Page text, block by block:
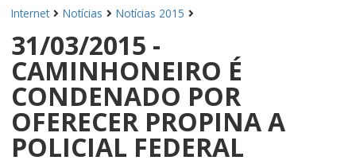
Internet Notícias Notícias 2015
31/03/2015 -
CAMINHONEIRO É
CONDENADO POR
OFERECER PROPINA A
POLICIAL FEDERAL